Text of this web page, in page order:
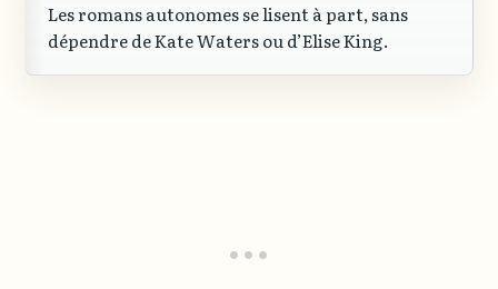
Les romans autonomes se lisent à part, sans
dépendre de Kate Waters ou d’Elise King.